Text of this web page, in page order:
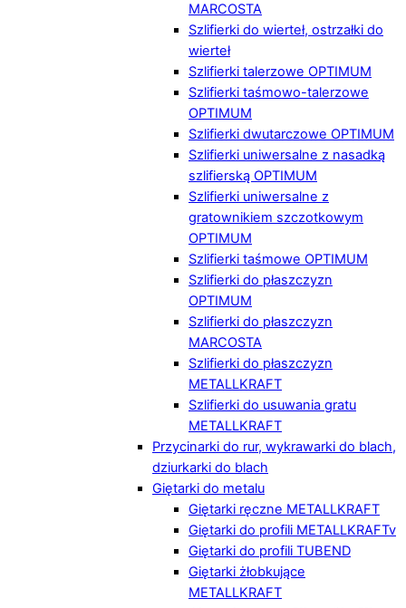
MARCOSTA
Szlifierki do wierteł, ostrzałki do
wierteł
Szlifierki talerzowe OPTIMUM
Szlifierki taśmowo-talerzowe
OPTIMUM
Szlifierki dwutarczowe OPTIMUM
Szlifierki uniwersalne z nasadką
szlifierską OPTIMUM
Szlifierki uniwersalne z
gratownikiem szczotkowym
OPTIMUM
Szlifierki taśmowe OPTIMUM
Szlifierki do płaszczyzn
OPTIMUM
Szlifierki do płaszczyzn
MARCOSTA
Szlifierki do płaszczyzn
METALLKRAFT
Szlifierki do usuwania gratu
METALLKRAFT
Przycinarki do rur, wykrawarki do blach,
dziurkarki do blach
Giętarki do metalu
Giętarki ręczne METALLKRAFT
Giętarki do profili METALLKRAFTv
Giętarki do profili TUBEND
Giętarki żłobkujące
METALLKRAFT